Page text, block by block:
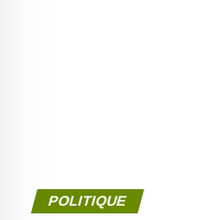
POLITIQUE